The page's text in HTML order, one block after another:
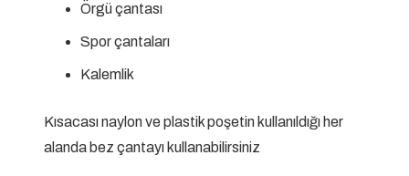
Örgü çantası
Spor çantaları
Kalemlik
Kısacası naylon ve plastik poşetin kullanıldığı her
alanda bez çantayı kullanabilirsiniz